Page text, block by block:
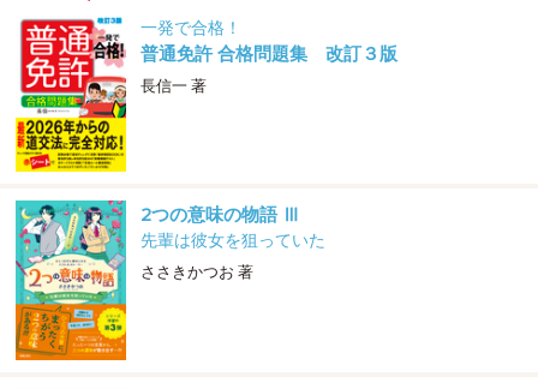
一発で合格！
普通免許 合格問題集 改訂３版
長信一 著
2つの意味の物語 Ⅲ
先輩は彼女を狙っていた
ささきかつお 著